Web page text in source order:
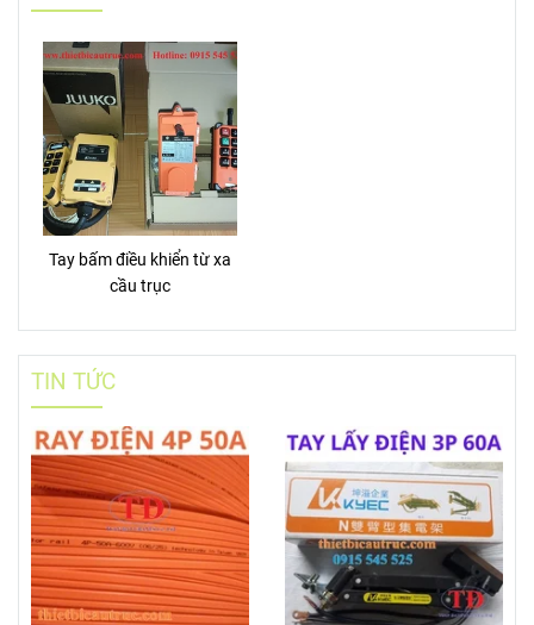
Tay bấm điều khiển từ xa
cầu trục
TIN TỨC